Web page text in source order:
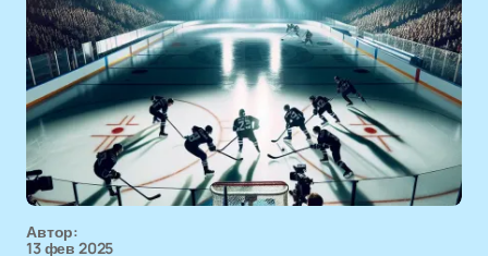
Автор:
13 фев 2025